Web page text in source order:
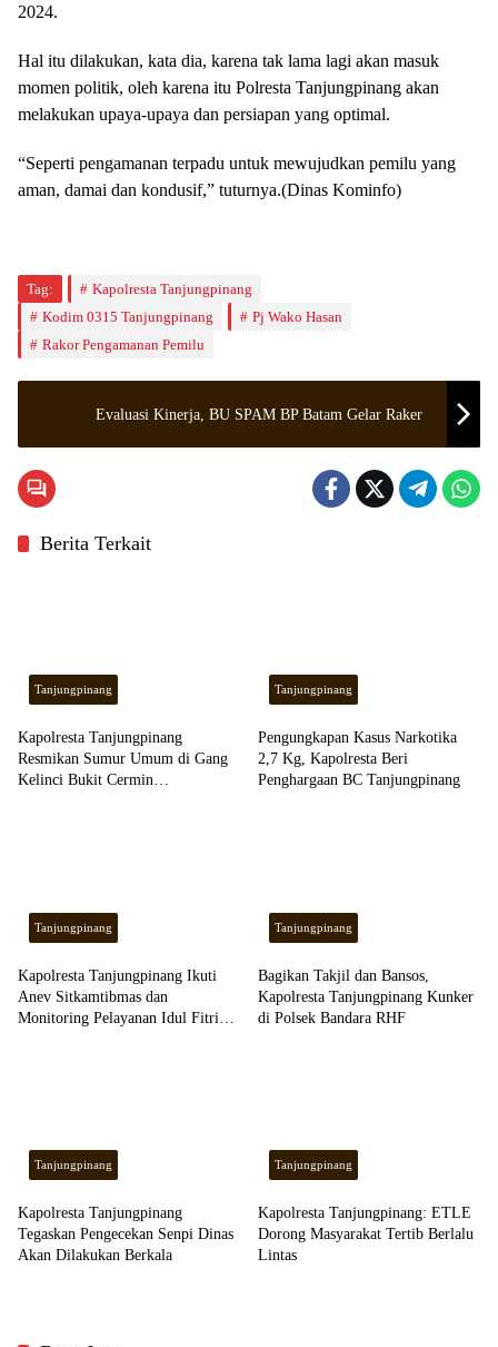
2024.
Hal itu dilakukan, kata dia, karena tak lama lagi akan masuk
momen politik, oleh karena itu Polresta Tanjungpinang akan
melakukan upaya-upaya dan persiapan yang optimal.
“Seperti pengamanan terpadu untuk mewujudkan pemilu yang
aman, damai dan kondusif,” tuturnya.(Dinas Kominfo)
Tag:
Kapolresta Tanjungpinang
Kodim 0315 Tanjungpinang
Pj Wako Hasan
Rakor Pengamanan Pemilu
Evaluasi Kinerja, BU SPAM BP Batam Gelar Raker
Berita Terkait
Tanjungpinang
Kapolresta Tanjungpinang
Resmikan Sumur Umum di Gang
Kelinci Bukit Cermin
Tanjungpinang
Pengungkapan Kasus Narkotika
2,7 Kg, Kapolresta Beri
Penghargaan BC Tanjungpinang
Tanjungpinang
Kapolresta Tanjungpinang Ikuti
Anev Sitkamtibmas dan
Monitoring Pelayanan Idul Fitri
Tanjungpinang
Bagikan Takjil dan Bansos,
Kapolresta Tanjungpinang Kunker
di Polsek Bandara RHF
Tanjungpinang
Kapolresta Tanjungpinang
Tegaskan Pengecekan Senpi Dinas
Akan Dilakukan Berkala
Tanjungpinang
Kapolresta Tanjungpinang: ETLE
Dorong Masyarakat Tertib Berlalu
Lintas